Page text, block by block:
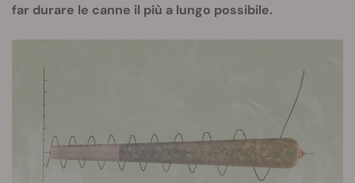
far durare le canne il più a lungo possibile.